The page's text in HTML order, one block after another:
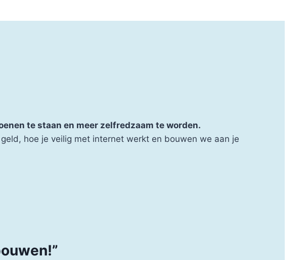
te staan en meer zelfredzaam te worden.
hoe je veilig met internet werkt en bouwen we aan je